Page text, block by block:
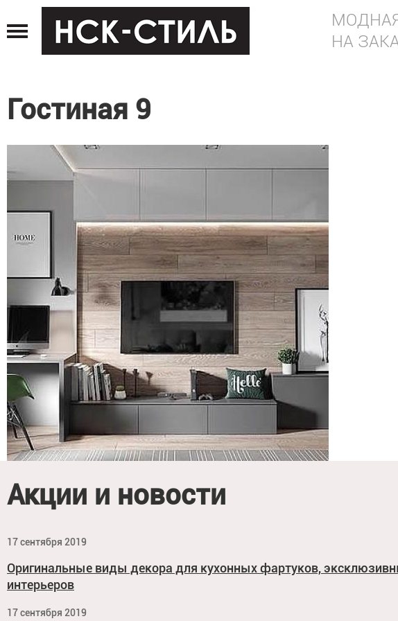
to
navigation
НА
Гостиная 9
Акции и новости
17 сентября 2019
Оригинальные виды декора для кухонных фартуков,
интерьеров
17 сентября 2019